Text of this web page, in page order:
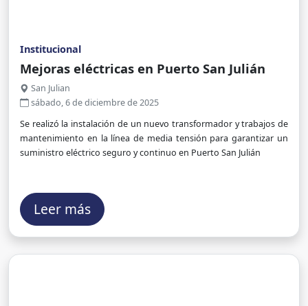
Institucional
Mejoras eléctricas en Puerto San Julián
San Julian
sábado, 6 de diciembre de 2025
Se realizó la instalación de un nuevo transformador y trabajos de
mantenimiento en la línea de media tensión para garantizar un
suministro eléctrico seguro y continuo en Puerto San Julián
Leer más